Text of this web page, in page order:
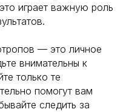
играет важную роль
— это личное
внимательны к
только те
помогут вам
следить за